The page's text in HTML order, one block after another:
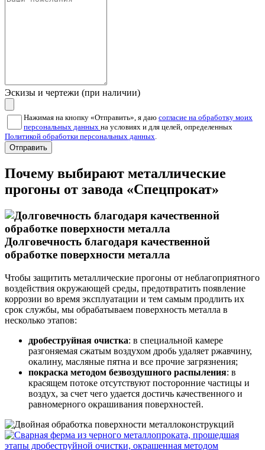
Эскизы и чертежи (при наличии)
Нажимая на кнопку «Отправить», я даю согласие на обработку моих
персональных данных на условиях и для целей, определенных
Политикой обработки персональных данных.
Отправить
Почему выбирают металлические
прогоны от завода «Спецпрокат»
Долговечность благодаря качественной
обработке поверхности металла
Чтобы защитить металлические прогоны от неблагоприятного
воздействия окружающей среды, предотвратить появление
коррозии во время эксплуатации и тем самым продлить их
срок службы, мы обрабатываем поверхность металла в
несколько этапов:
дробеструйная очистка: в специальной камере
разгоняемая сжатым воздухом дробь удаляет ржавчину,
окалину, масляные пятна и все прочие загрязнения;
покраска методом безвоздушного распыления: в
красящем потоке отсутствуют посторонние частицы и
воздух, за счет чего удается достичь качественного и
равномерного окрашивания поверхностей.